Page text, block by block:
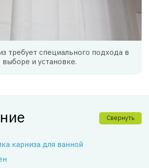
требует специального подхода в
выборе и установке.
Свернуть
карниза для ванной